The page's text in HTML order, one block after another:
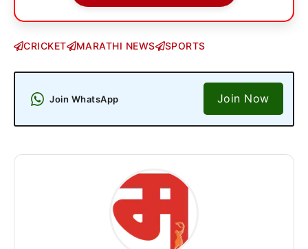
CRICKET MARATHI NEWS SPORTS
Join WhatsApp Join Now